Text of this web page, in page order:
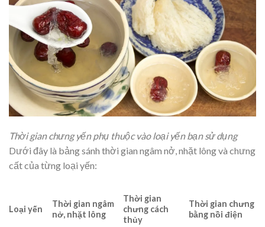
Thời gian chưng yến phụ thuộc vào loại yến bạn sử dụng
Dưới đây là bảng sánh thời gian ngâm nở, nhặt lông và chưng
cất của từng loại yến:
Loại yến
Thời gian ngâm
nở, nhặt lông
Thời gian
chưng cách
thủy
Thời gian chưng
bằng nồi điện